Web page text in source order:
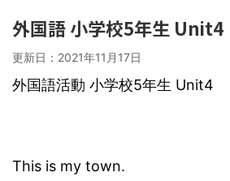
外国語 小学校5年生 Unit4
更新日： 2021年11月17日
外国語活動 小学校5年生 Unit4
This is my town.